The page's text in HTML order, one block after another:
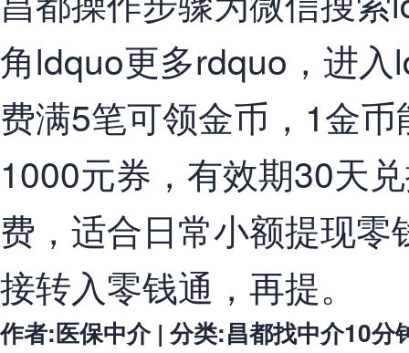
角ldquo更多rdquo，进
费满5笔可领金币，1金
1000元券，有效期30天
费，适合日常小额提现
接转入零钱通，再提。
作者:医保中介 | 分类:昌都找中介10